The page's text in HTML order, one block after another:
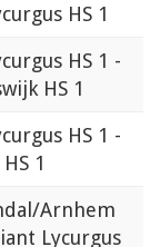
HS 1
HS 1 -
HS 1
HS 1 -
1
Arnhem
Lycurgus